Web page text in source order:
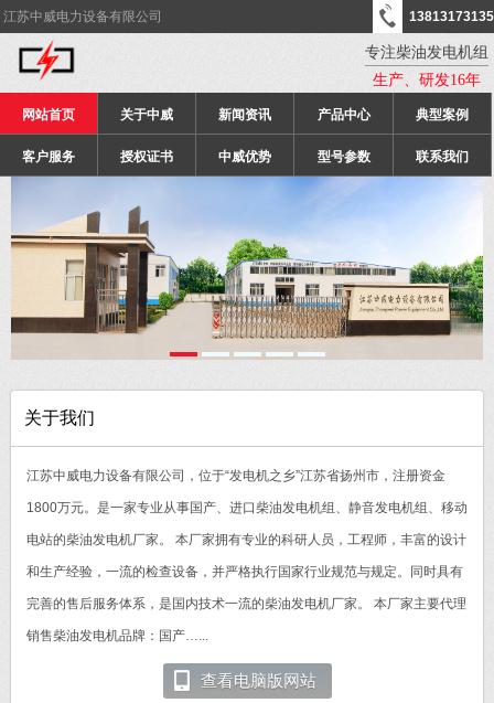
江苏中威电力设备有限公司 13813173135
专注柴油发电机组
生产、研发16年
网站首页 关于中威 新闻资讯 产品中心 典型案例
客户服务 授权证书 中威优势 型号参数 联系我们
关于我们
江苏中威电力设备有限公司，位于“发电机之乡”江苏省扬州市，注册资金
1800万元。是一家专业从事国产、进口柴油发电机组、静音发电机组、移动
电站的柴油发电机厂家。 本厂家拥有专业的科研人员，工程师，丰富的设计
和生产经验，一流的检查设备，并严格执行国家行业规范与规定。同时具有
完善的售后服务体系，是国内技术一流的柴油发电机厂家。 本厂家主要代理
销售柴油发电机品牌：国产…...
查看电脑版网站